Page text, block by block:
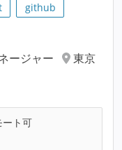
github
ージャー
東京
ート可